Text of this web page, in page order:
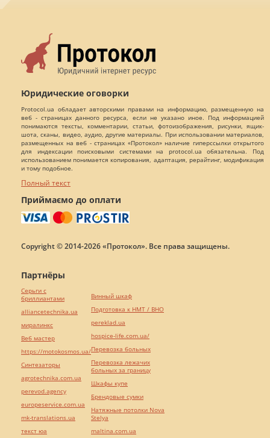
Юридические оговорки
Protocol.ua обладает авторскими правами на информацию, размещенную на
веб - страницах данного ресурса, если не указано иное. Под информацией
понимаются тексты, комментарии, статьи, фотоизображения, рисунки, ящик-
шота, сканы, видео, аудио, другие материалы. При использовании материалов,
размещенных на веб - страницах «Протокол» наличие гиперссылки открытого
для индексации поисковыми системами на protocol.ua обязательна. Под
использованием понимается копирования, адаптация, рерайтинг, модификация
и тому подобное.
Полный текст
Приймаємо до оплати
Copyright © 2014-2026 «Протокол». Все права защищены.
Партнёры
Серьги с
бриллиантами
alliancetechnika.ua
миралинкс
Веб мастер
https://motokosmos.ua/
Синтезаторы
agrotechnika.com.ua
perevod.agency
europeservice.com.ua
mk-translations.ua
текст юа
Винный шкаф
Подготовка к НМТ / ВНО
pereklad.ua
hospice-life.com.ua/
Перевозка больных
Перевозка лежачих
больных за границу
Шкафы купе
Брендовые сумки
Натяжные потолки Nova
Stelya
maltina.com.ua